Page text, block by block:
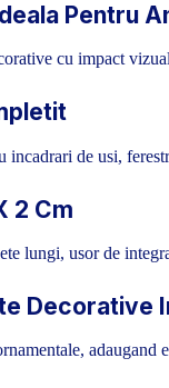
Pentru
cu impact
de usi,
2 Cm
lungi, usor de
Decorative
adaugand